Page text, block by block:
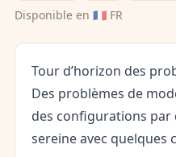
Disponible en 🇫🇷 FR
Tour d’horizon des
Des problèmes de
des configurations
sereine avec quelques